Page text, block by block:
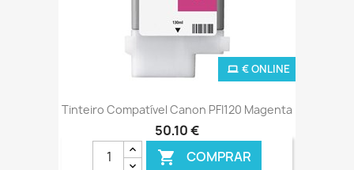
Tinteiro Compatível Canon PFI120 Magenta
50,10 €
 COMPRAR
€ ONLINE